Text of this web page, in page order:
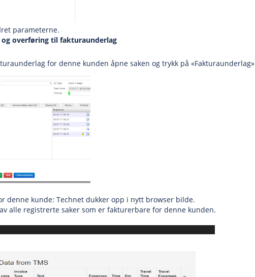
parameterne.
og overføring til fakturaunderlag
for denne kunden åpne saken og trykk på «Fakturaunderlag»
denne kunde: Technet dukker opp i nytt browser bilde.
alle registrerte saker som er fakturerbare for denne kunden.